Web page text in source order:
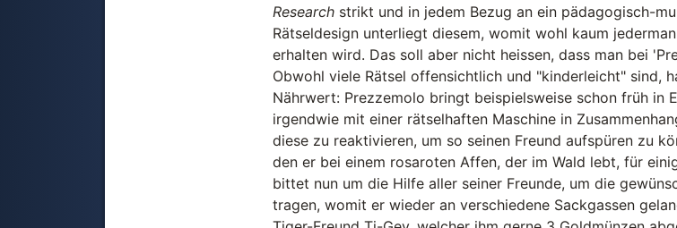
Researchstrikt und in jedem Bezug an ein pädagogisch-
Rätseldesign unterliegt diesem, womit wohl kaum
erhalten wird. Das soll aber nicht heissen, dass man bei
Obwohl viele Rätsel offensichtlich und "kinderleicht" sind,
Nährwert: Prezzemolo bringt beispielsweise schon früh in
irgendwie mit einer rätselhaften Maschine in
diese zu reaktivieren, um so seinen Freund aufspüren zu
den er bei einem rosaroten Affen, der im Wald lebt, für
bittet nun um die Hilfe aller seiner Freunde, um die
tragen, womit er wieder an verschiedene Sackgassen